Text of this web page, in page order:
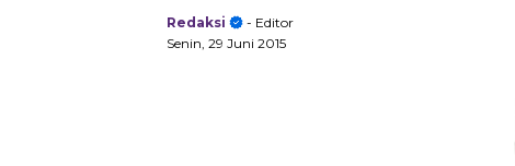
Redaksi
- Editor
Senin, 29 Juni 2015